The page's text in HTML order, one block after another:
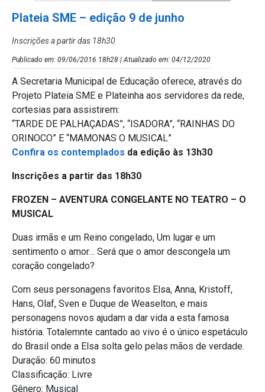
Plateia SME – edição 9 de junho
Inscrições a partir das 18h30
Publicado em: 09/06/2016 18h28 | Atualizado em: 04/12/2020
A Secretaria Municipal de Educação oferece, através do
Projeto Plateia SME e Plateinha aos servidores da rede,
cortesias para assistirem:
“TARDE DE PALHAÇADAS”, “ISADORA”, “RAINHAS DO
ORINOCO” E “MAMONAS O MUSICAL”
Confira os contemplados da edição às 13h30
Inscrições a partir das 18h30
FROZEN – AVENTURA CONGELANTE NO TEATRO – O
MUSICAL
Duas irmãs e um Reino congelado, Um lugar e um
sentimento o amor… Será que o amor descongela um
coração congelado?
Com seus personagens favoritos Elsa, Anna, Kristoff,
Hans, Olaf, Sven e Duque de Weaselton, e mais
personagens novos ajudam a dar vida a esta famosa
história. Totalemnte cantado ao vivo é o único espetáculo
do Brasil onde a Elsa solta gelo pelas mãos de verdade.
Duração: 60 minutos
Classificação: Livre
Gênero: Musical